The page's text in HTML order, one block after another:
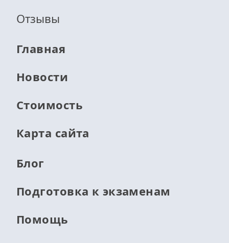
Отзывы
Главная
Новости
Стоимость
Карта сайта
Блог
Подготовка к экзаменам
Помощь